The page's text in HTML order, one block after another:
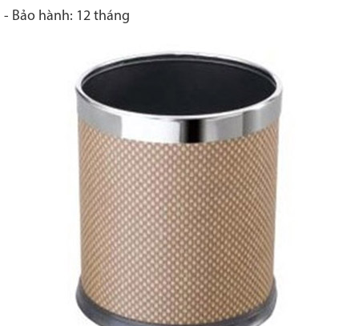
- Bảo hành: 12 tháng